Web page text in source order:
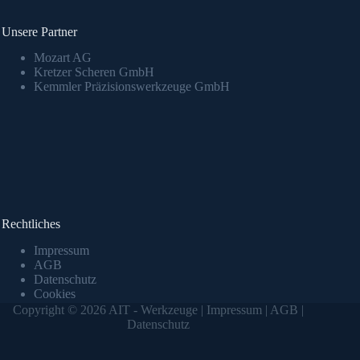
Unsere Partner
Mozart AG
Kretzer Scheren GmbH
Kemmler Präzisionswerkzeuge GmbH
Rechtliches
Impressum
AGB
Datenschutz
Cookies
Copyright © 2026 AIT - Werkzeuge | Impressum | AGB |
Datenschutz